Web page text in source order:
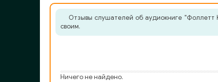
036_Ken_Follet_Molot_Edema_
Отзывы слушателей об аудиокниге "Фоллетт
своим.
Ничего не найдено.